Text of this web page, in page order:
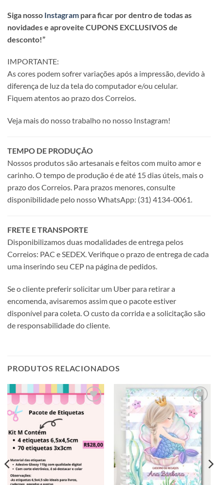
Siga nosso Instagram para ficar por dentro de todas as
novidades e aproveite CUPONS EXCLUSIVOS de
desconto!”
IMPORTANTE:
As cores podem sofrer variações após a impressão, devido à
diferença de luz da tela do computador e/ou celular.
Fiquem atentos ao prazo dos Correios.
Veja mais do nosso trabalho no nosso Instagram!
TEMPO DE PRODUÇÃO
Nossos produtos são artesanais e feitos com muito amor e
carinho. O tempo de produção é de até 15 dias úteis, mais o
prazo dos Correios. Para prazos menores, consulte
disponibilidade pelo nosso WhatsApp: (31) 4134-0061.
FRETE E TRANSPORTE
Disponibilizamos duas modalidades de entrega pelos
Correios: PAC e SEDEX. Verifique o prazo de entrega de cada
uma inserindo seu CEP na página de pedidos.
Se o cliente preferir solicitar um Uber para retirar a
encomenda, avisaremos assim que o pacote estiver
disponível para coleta. O custo da corrida e a solicitação são
de responsabilidade do cliente.
PRODUTOS RELACIONADOS
a lista de
Adicionar
a lista de
desejos